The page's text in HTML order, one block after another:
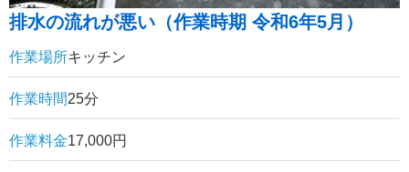
排水の流れが悪い（作業時期 令和6年5月）
作業場所キッチン
作業時間25分
作業料金17,000円